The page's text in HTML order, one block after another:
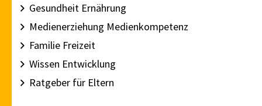
Gesundheit Ernährung
Medienerziehung Medienkompetenz
Familie Freizeit
Wissen Entwicklung
Ratgeber für Eltern